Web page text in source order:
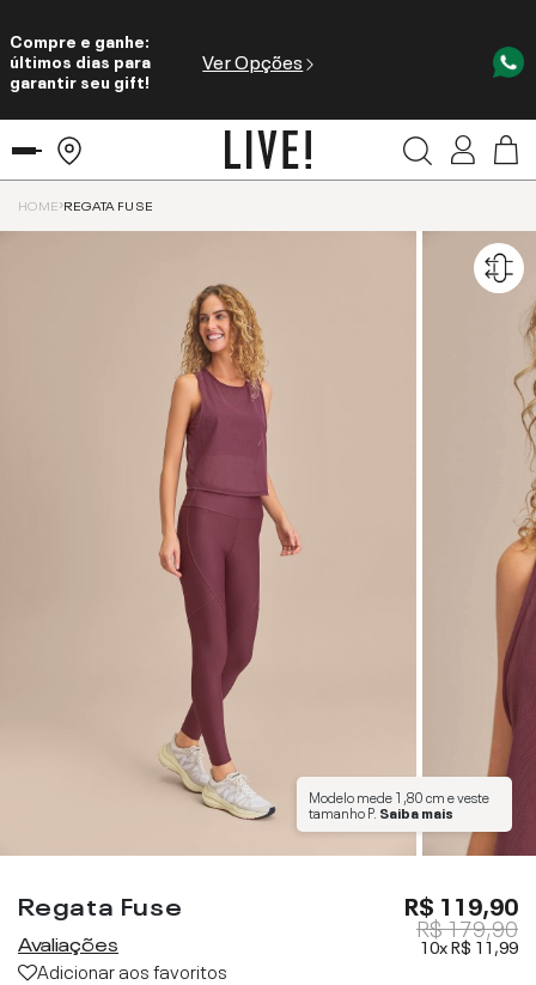
Compre e ganhe:
últimos dias para
garantir seu gift!
Ver Opções
HOME REGATA FUSE
Modelo mede1,80 cme veste
tamanhoP. Saiba mais
Regata Fuse
Avaliações
Adicionar aos favoritos
R$ 119,90
R$ 179,90
10xR$ 11,99